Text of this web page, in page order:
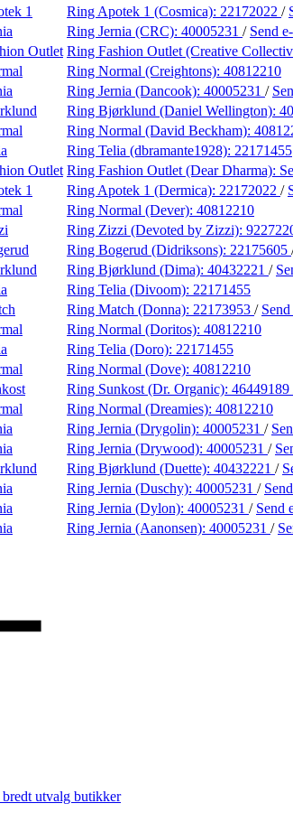
1 Ring Apotek 1 (Cosmica): 22172022 /
Ring Jernia (CRC): 40005231 / Send
Outlet Ring Fashion Outlet (Creative
Ring Normal (Creightons): 40812210
Ring Jernia (Dancook): 40005231 /
Ring Bjørklund (Daniel Wellington):
Ring Normal (David Beckham):
Ring Telia (dbramante1928): 22171455
Outlet Ring Fashion Outlet (Dear Dharma):
1 Ring Apotek 1 (Dermica): 22172022 /
Ring Normal (Dever): 40812210
Ring Zizzi (Devoted by Zizzi):
Ring Bogerud (Didriksons): 22175605
Ring Bjørklund (Dima): 40432221 /
Ring Telia (Divoom): 22171455
Ring Match (Donna): 22173953 /
Ring Normal (Doritos): 40812210
Ring Telia (Doro): 22171455
Ring Normal (Dove): 40812210
Ring Sunkost (Dr. Organic): 46449189
Ring Normal (Dreamies): 40812210
Ring Jernia (Drygolin): 40005231 /
Ring Jernia (Drywood): 40005231 /
Ring Bjørklund (Duette): 40432221 /
Ring Jernia (Duschy): 40005231 /
Ring Jernia (Dylon): 40005231 / Send
Ring Jernia (Aanonsen): 40005231 /
utvalg butikker